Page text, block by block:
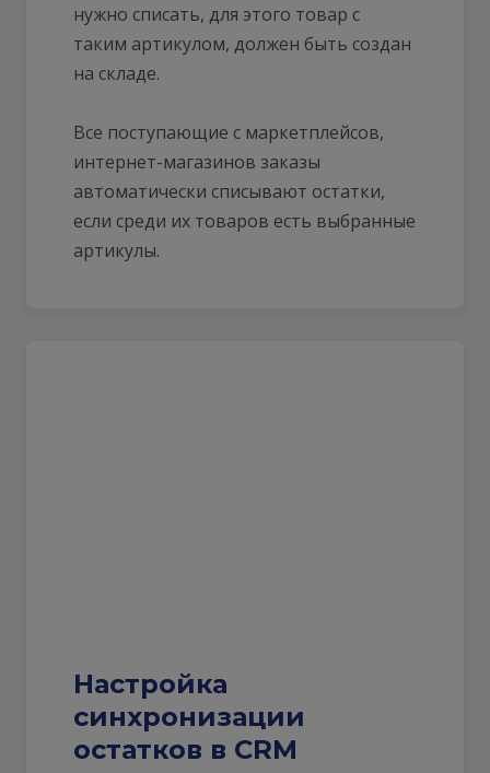
нужно списать, для этого товар с
таким артикулом, должен быть создан
на складе.
Все поступающие с маркетплейсов,
интернет-магазинов заказы
автоматически списывают остатки,
если среди их товаров есть выбранные
артикулы.
Настройка
синхронизации
остатков в CRM